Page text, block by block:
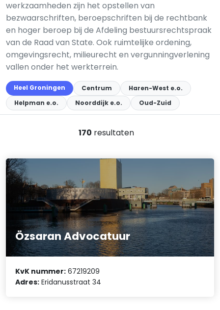
werkzaamheden zijn het opstellen van
bezwaarschriften, beroepschriften bij de rechtbank
en hoger beroep bij de Afdeling bestuursrechtspraak
van de Raad van State. Ook ruimtelijke ordening,
omgevingsrecht, milieurecht en vergunningverlening
vallen onder het werkterrein.
Heel Groningen Centrum
Haren-West e.o.
Helpman e.o.
Noorddijk e.o. Oud-Zuid
170 resultaten
Özsaran Advocatuur
KvK nummer: 67219209
Adres: Eridanusstraat 34